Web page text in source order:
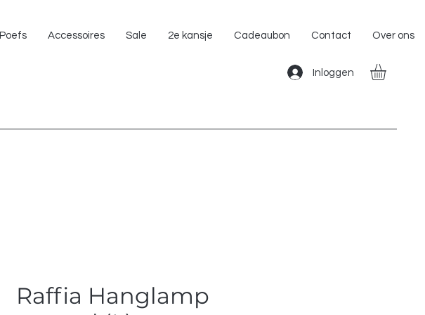
Poefs Accessoires Sale 2e kansje Cadeaubon Contact Over ons
Inloggen
Raffia Hanglamp